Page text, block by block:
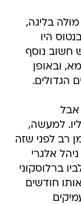
בליגה,
יובנטוס היו
חשוב נוסף
רומא, ובאופן
הגדולים.
אבל
למעשה,
רב לפני שזה
בסופו של דבר. בקיץ 2013, ניהל אלגרי
ברלוסקוני
חודשים